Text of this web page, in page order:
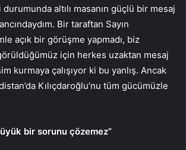
altılı masanın güçlü bir mesaj
Bir taraftan Sayın
açık bir görüşme yapmadı, biz
için herkes uzaktan mesaj
kurmaya çalışıyor ki bu yanlış. Ancak
Kılıçdaroğlu’nu tüm gücümüzle
bir sorunu çözemez”